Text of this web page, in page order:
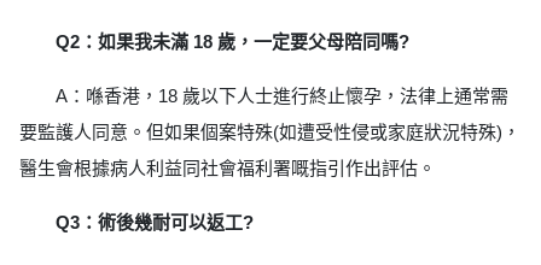
Q2：如果我未滿 18 歲，一定要父母陪同嗎?
A：喺香港，18 歲以下人士進行終止懷孕，法律上通常需
要監護人同意。但如果個案特殊(如遭受性侵或家庭狀況特殊)，
醫生會根據病人利益同社會福利署嘅指引作出評估。
Q3：術後幾耐可以返工?